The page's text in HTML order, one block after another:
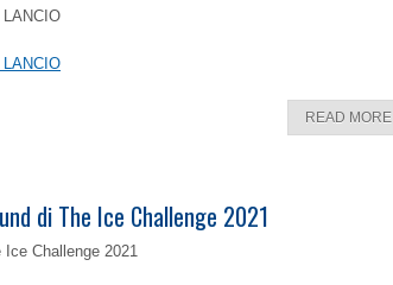
READ MORE
di The Ice Challenge 2021
Challenge 2021